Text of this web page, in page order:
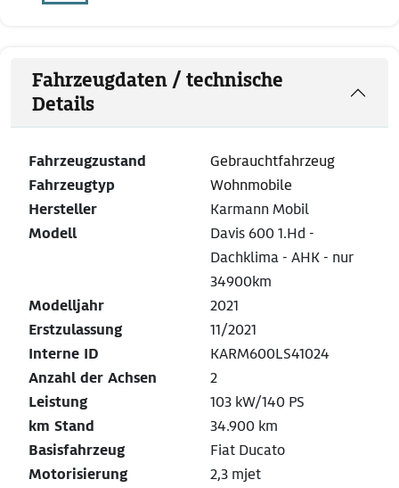
Fahrzeugdaten / technische
Details
Fahrzeugzustand
Gebrauchtfahrzeug
Fahrzeugtyp
Wohnmobile
Hersteller
Karmann Mobil
Modell
Davis 600 1.Hd -
Dachklima - AHK - nur
34900km
Modelljahr
2021
Erstzulassung
11/2021
Interne ID
KARM600LS41024
Anzahl der Achsen
2
Leistung
103 kW/140 PS
km Stand
34.900 km
Basisfahrzeug
Fiat Ducato
Motorisierung
2,3 mjet